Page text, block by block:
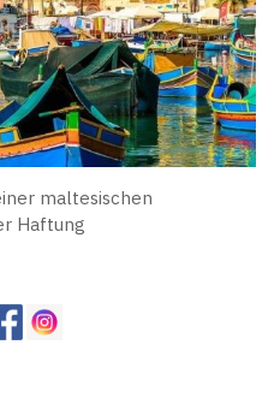
maltesischen
Haftung